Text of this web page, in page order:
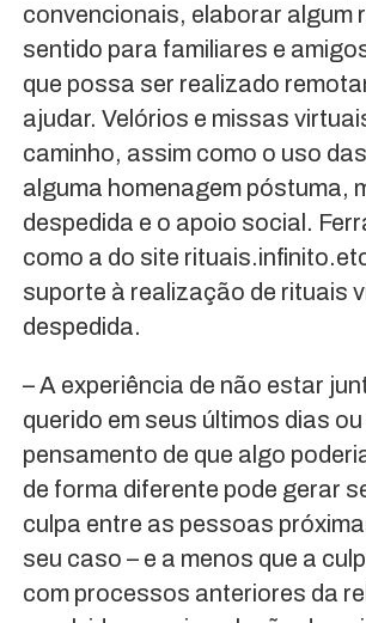
convencionais, elaborar algum
sentido para familiares e
que possa ser realizado
ajudar. Velórios e missas
caminho, assim como o uso
alguma homenagem póstuma,
despedida e o apoio social.
como a do site
suporte à realização de rituais
despedida.
– A experiência de não estar
querido em seus últimos dias ou
pensamento de que algo
de forma diferente pode gerar
culpa entre as pessoas
seu caso – e a menos que a
com processos anteriores da